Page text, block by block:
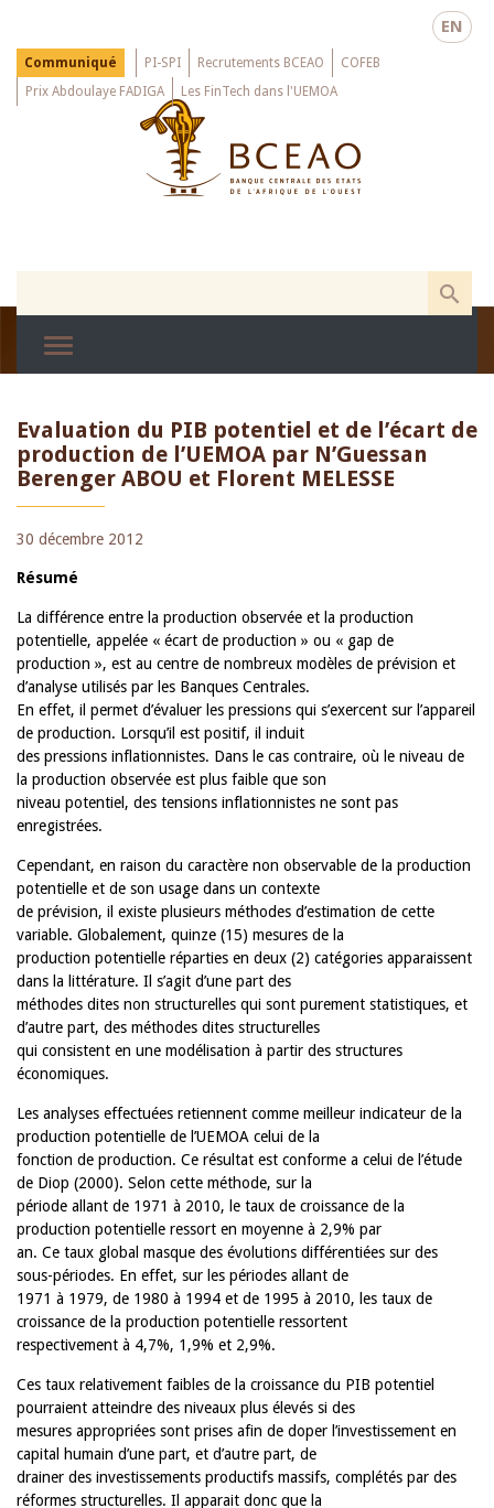
main
EN
Menu
Top
Communiqué PI-SPI Recrutements BCEAO
COFEB
Prix Abdoulaye FADIGA
Les FinTech dans l'UEMOA
Evaluation du PIB potentiel et de l’écart de
production de l’UEMOA par N’Guessan
Berenger ABOU et Florent MELESSE
30 décembre 2012
Résumé
La différence entre la production observée et la production
potentielle, appelée « écart de production » ou « gap de
production », est au centre de nombreux modèles de prévision et
d’analyse utilisés par les Banques Centrales.
En effet, il permet d’évaluer les pressions qui s’exercent sur l’appareil
de production. Lorsqu’il est positif, il induit
des pressions inflationnistes. Dans le cas contraire, où le niveau de
la production observée est plus faible que son
niveau potentiel, des tensions inflationnistes ne sont pas
enregistrées.
Cependant, en raison du caractère non observable de la production
potentielle et de son usage dans un contexte
de prévision, il existe plusieurs méthodes d’estimation de cette
variable. Globalement, quinze (15) mesures de la
production potentielle réparties en deux (2) catégories apparaissent
dans la littérature. Il s’agit d’une part des
méthodes dites non structurelles qui sont purement statistiques, et
d’autre part, des méthodes dites structurelles
qui consistent en une modélisation à partir des structures
économiques.
Les analyses effectuées retiennent comme meilleur indicateur de la
production potentielle de l’UEMOA celui de la
fonction de production. Ce résultat est conforme a celui de l’étude
de Diop (2000). Selon cette méthode, sur la
période allant de 1971 à 2010, le taux de croissance de la
production potentielle ressort en moyenne à 2,9% par
an. Ce taux global masque des évolutions différentiées sur des
sous-périodes. En effet, sur les périodes allant de
1971 à 1979, de 1980 à 1994 et de 1995 à 2010, les taux de
croissance de la production potentielle ressortent
respectivement à 4,7%, 1,9% et 2,9%.
Ces taux relativement faibles de la croissance du PIB potentiel
pourraient atteindre des niveaux plus élevés si des
mesures appropriées sont prises afin de doper l’investissement en
capital humain d’une part, et d’autre part, de
drainer des investissements productifs massifs, complétés par des
réformes structurelles. Il apparait donc que la